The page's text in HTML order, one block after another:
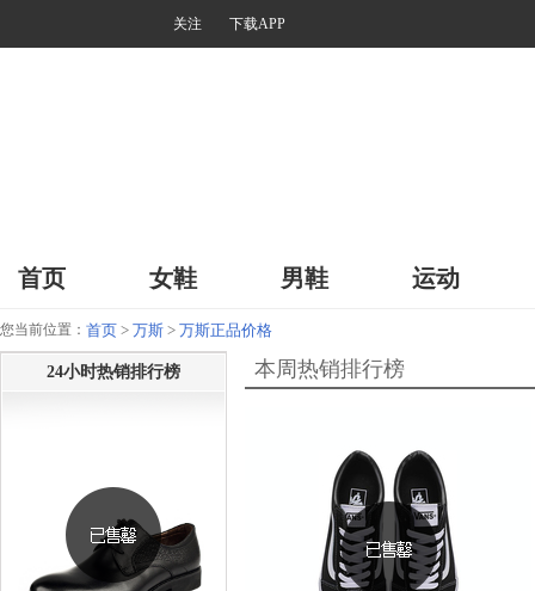
关注 下载APP
首页 女鞋 男鞋 运动
您当前位置： 首页 > 万斯 > 万斯正品价格
24小时热销排行榜 本周热销排行榜